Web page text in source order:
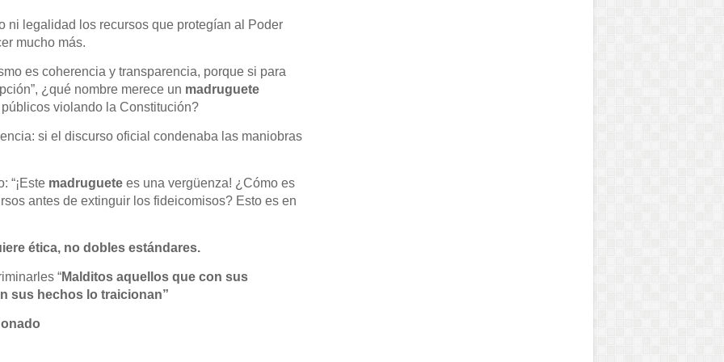
ni legalidad los recursos que protegían al Poder
mucho más.
es coherencia y transparencia, porque si para
¿qué nombre merece un madruguete
violando la Constitución?
si el discurso oficial condenaba las maniobras
“¡Este madruguete es una vergüenza! ¿Cómo es
antes de extinguir los fideicomisos? Esto es en
ética, no dobles estándares.
“Malditos aquellos que con sus
sus hechos lo traicionan”